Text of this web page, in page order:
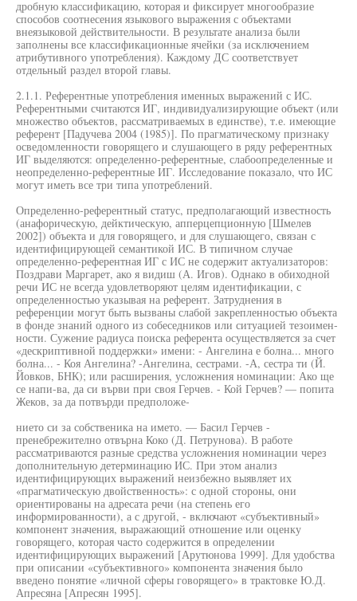
дробную классификацию, которая и фиксирует многообразие
способов соотнесения языкового выражения с объектами
внеязыковой действительности. В результате анализа были
заполнены все классификационные ячейки (за исключением
атрибутивного употребления). Каждому ДС соответствует
отдельный раздел второй главы.
2.1.1. Референтные употребления именных выражений с ИС.
Референтными считаются ИГ, индивидуализирующие объект (или
множество объектов, рассматриваемых в единстве), т.е. имеющие
референт [Падучева 2004 (1985)]. По прагматическому признаку
осведомленности говорящего и слушающего в ряду референтных
ИГ выделяются: определенно-референтные, слабоопределенные и
неопределенно-референтные ИГ. Исследование показало, что ИС
могут иметь все три типа употреблений.
Определенно-референтный статус, предполагающий известность
(анафорическую, дейктическую, апперцепционную [Шмелев
2002]) объекта и для говорящего, и для слушающего, связан с
идентифицирующей семантикой ИС. В типичном случае
определенно-референтная ИГ с ИС не содержит актуализаторов:
Поздрави Маргарет, ако я видиш (А. Игов). Однако в обиходной
речи ИС не всегда удовлетворяют целям идентификации, с
определенностью указывая на референт. Затруднения в
референции могут быть вызваны слабой закрепленностью объекта
в фонде знаний одного из собеседников или ситуацией тезоимен-
ности. Сужение радиуса поиска референта осуществляется за счет
«дескриптивной поддержки» имени: - Ангелина е болна... много
болна... - Коя Ангелина? -Ангелина, сестрами. -А, сестра ти (Й.
Йовков, БНК); или расширения, усложнения номинации: Ако ще
се напи-ва, да си върви при своя Герчев. - Кой Герчев? — попита
Жеков, за да потвърди предположе-
нието си за собственика на името. — Басил Герчев -
пренебрежително отвърна Коко (Д. Петрунова). В работе
рассматриваются разные средства усложнения номинации через
дополнительную детерминацию ИС. При этом анализ
идентифицирующих выражений неизбежно выявляет их
«прагматическую двойственность»: с одной стороны, они
ориентированы на адресата речи (на степень его
информированности), а с другой, - включают «субъективный»
компонент значения, выражающий отношение или оценку
говорящего, которая часто содержится в определении
идентифицирующих выражений [Арутюнова 1999]. Для удобства
при описании «субъективного» компонента значения было
введено понятие «личной сферы говорящего» в трактовке Ю.Д.
Апресяна [Апресян 1995].